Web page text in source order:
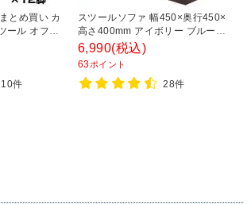
とめ買い カ
ール オフィ
キング FB-
10件
スツールソファ 幅450×奥行450×
高さ400mm アイボリー ブルー
ブラウン グリーン レッド
6,990(税込)
63ポイント
28件